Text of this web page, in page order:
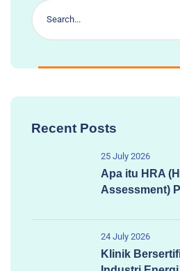
Recent Posts
25 July 2026
Apa itu HRA
Assessment)
24 July 2026
Klinik